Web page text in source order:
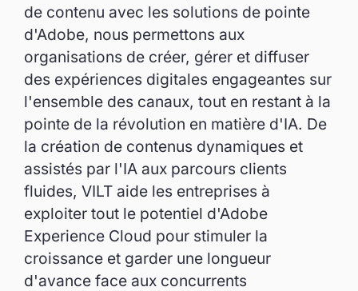
de contenu avec les solutions de pointe
d'Adobe, nous permettons aux
organisations de créer, gérer et diffuser
des expériences digitales engageantes sur
l'ensemble des canaux, tout en restant à la
pointe de la révolution en matière d'IA. De
la création de contenus dynamiques et
assistés par l'IA aux parcours clients
fluides, VILT aide les entreprises à
exploiter tout le potentiel d'Adobe
Experience Cloud pour stimuler la
croissance et garder une longueur
d'avance face aux concurrents